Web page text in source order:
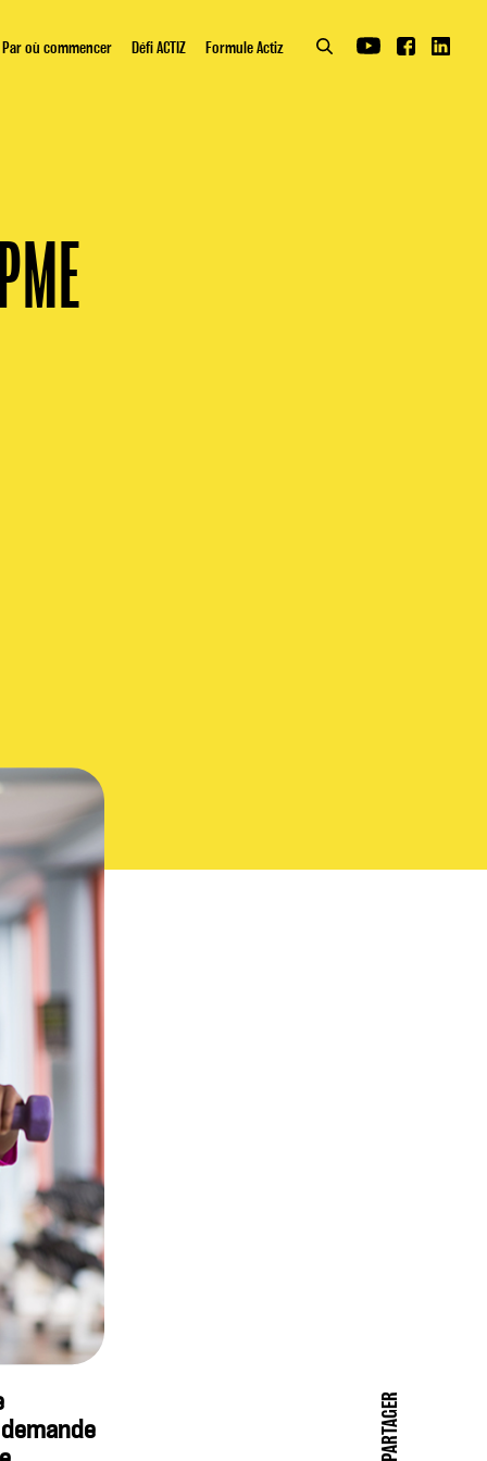
Par où commencer Défi ACTIZ Formule Actiz
PARTAGER